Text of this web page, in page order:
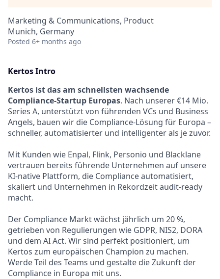
Marketing & Communications, Product
Munich, Germany
Posted 6+ months ago
Kertos Intro
Kertos ist das am schnellsten wachsende
Compliance-Startup Europas. Nach unserer €14 Mio.
Series A, unterstützt von führenden VCs und Business
Angels, bauen wir die Compliance-Lösung für Europa –
schneller, automatisierter und intelligenter als je zuvor.
Mit Kunden wie Enpal, Flink, Personio und Blacklane
vertrauen bereits führende Unternehmen auf unsere
KI-native Plattform, die Compliance automatisiert,
skaliert und Unternehmen in Rekordzeit audit-ready
macht.
Der Compliance Markt wächst jährlich um 20 %,
getrieben von Regulierungen wie GDPR, NIS2, DORA
und dem AI Act. Wir sind perfekt positioniert, um
Kertos zum europäischen Champion zu machen.
Werde Teil des Teams und gestalte die Zukunft der
Compliance in Europa mit uns.